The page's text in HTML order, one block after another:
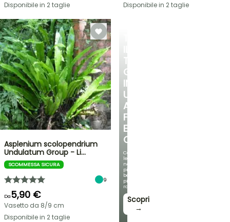
TUO
GIARDINO
IN
UN
ANGOLO
FRESCO
E
OMBREGGIATO
Con
le
nostre
più
belle
piante
rampicanti
Scopri
→
Disponibile in 2 taglie
Disponibile in 2 taglie
Asplenium scolopendrium
Undulatum Group - Li…
SCOMMESSA SICURA
9
Da5,90 €
Vasetto da 8/9 cm
Disponibile in 2 taglie